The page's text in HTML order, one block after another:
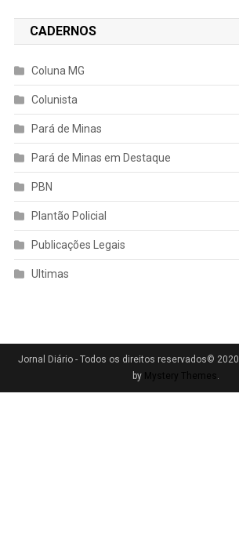
CADERNOS
Coluna MG
Colunista
Pará de Minas
Pará de Minas em Destaque
PBN
Plantão Policial
Publicações Legais
Ultimas
Jornal Diário - Todos os direitos reservados© 2020
by Mystery Themes .